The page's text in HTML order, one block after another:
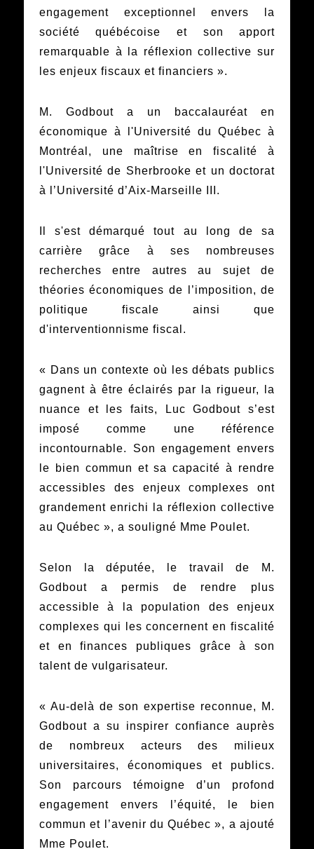
engagement exceptionnel envers la
société québécoise et son apport
remarquable à la réflexion collective sur
les enjeux fiscaux et financiers ».
M. Godbout a un baccalauréat en
économique à l'Université du Québec à
Montréal, une maîtrise en fiscalité à
l'Université de Sherbrooke et un doctorat
à l’Université d’Aix-Marseille III.
Il s'est démarqué tout au long de sa
carrière grâce à ses nombreuses
recherches entre autres au sujet de
théories économiques de l’imposition, de
politique fiscale ainsi que
d'interventionnisme fiscal.
« Dans un contexte où les débats publics
gagnent à être éclairés par la rigueur, la
nuance et les faits, Luc Godbout s’est
imposé comme une référence
incontournable. Son engagement envers
le bien commun et sa capacité à rendre
accessibles des enjeux complexes ont
grandement enrichi la réflexion collective
au Québec », a souligné Mme Poulet.
Selon la députée, le travail de M.
Godbout a permis de rendre plus
accessible à la population des enjeux
complexes qui les concernent en fiscalité
et en finances publiques grâce à son
talent de vulgarisateur.
« Au-delà de son expertise reconnue, M.
Godbout a su inspirer confiance auprès
de nombreux acteurs des milieux
universitaires, économiques et publics.
Son parcours témoigne d’un profond
engagement envers l’équité, le bien
commun et l’avenir du Québec », a ajouté
Mme Poulet.